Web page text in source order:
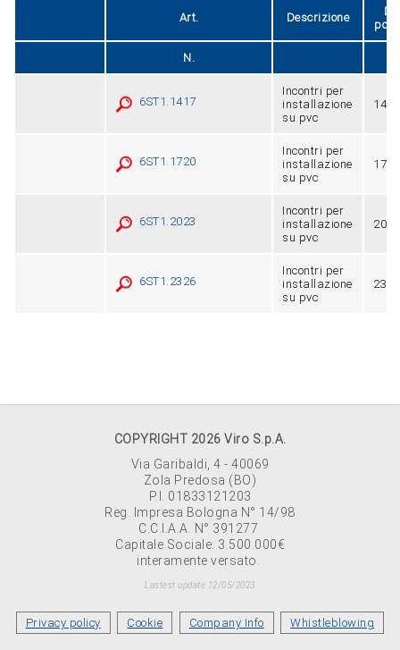
Art. Descrizione
N.
6ST1.1417
Incontri per
installazione
su pvc
14 ÷
6ST1.1720
Incontri per
installazione
su pvc
17 ÷
6ST1.2023
Incontri per
installazione
su pvc
20 ÷
6ST1.2326
Incontri per
installazione
su pvc
23 ÷
COPYRIGHT 2026 Viro S.p.A.
Via Garibaldi, 4 - 40069
Zola Predosa (BO)
P.I. 01833121203
Reg. Impresa Bologna N° 14/98
C.C.I.A.A. N° 391277
Capitale Sociale: 3.500.000€
interamente versato.
Lastest update 12/05/2023
Privacy policy Cookie Company Info Whistleblowing